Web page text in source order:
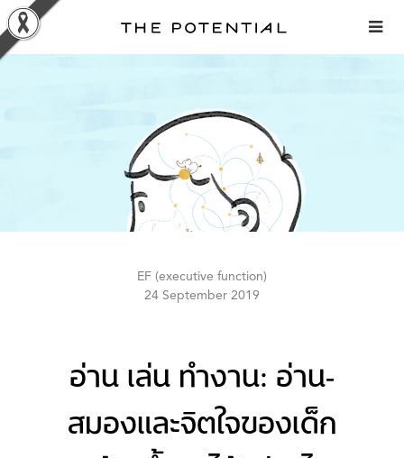
Skip
to
content
EF (executive function)
24 September 2019
อ่าน เล่น ทำงาน: อ่าน-
สมองและจิตใจของเด็ก